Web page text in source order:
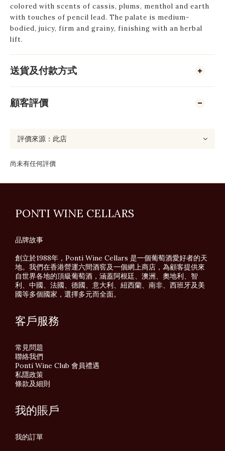
colored with scents of cassis, plums, menthol and earth
with touches of pencil lead. The palate is medium-
bodied, juicy, firm and grainy, finishing with an herbal
lift.
送貨及付款方式
顧客評價
尚未有任何評價
PONTI WINE CELLARS
品牌故事
創立於1988年，Ponti Wine Cellars 是一個葡萄酒愛好者的天
地。我們在香港營運六間酒窖及一個網上商店，為顧客提供來
自世界各地的頂級葡萄酒，涵蓋阿根廷、澳洲、奧地利、智
利、中國、法國、德國、意大利、紐西蘭、南非、西班牙及美
國等多個國家，選擇多元而全面。
客戶服務
常見問題
聯絡我們
Ponti Wine Club 會員禮遇
私隱政策
條款及細則
我的賬戶
我的訂單